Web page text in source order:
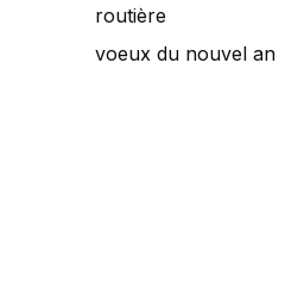
routière
voeux du nouvel an